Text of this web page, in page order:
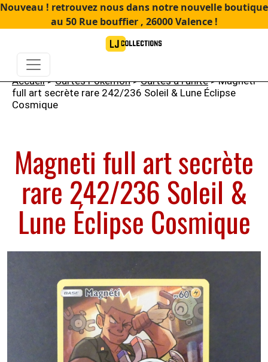
Nouveau ! retrouvez nous dans notre nouvelle boutique
au 50 Rue bouffier , 26000 Valence !
Accueil>Cartes Pokémon>Cartes à l'unité> Magneti
full art secrète rare 242/236 Soleil & Lune Éclipse
Cosmique
Magneti full art secrète
rare 242/236 Soleil &
Lune Éclipse Cosmique